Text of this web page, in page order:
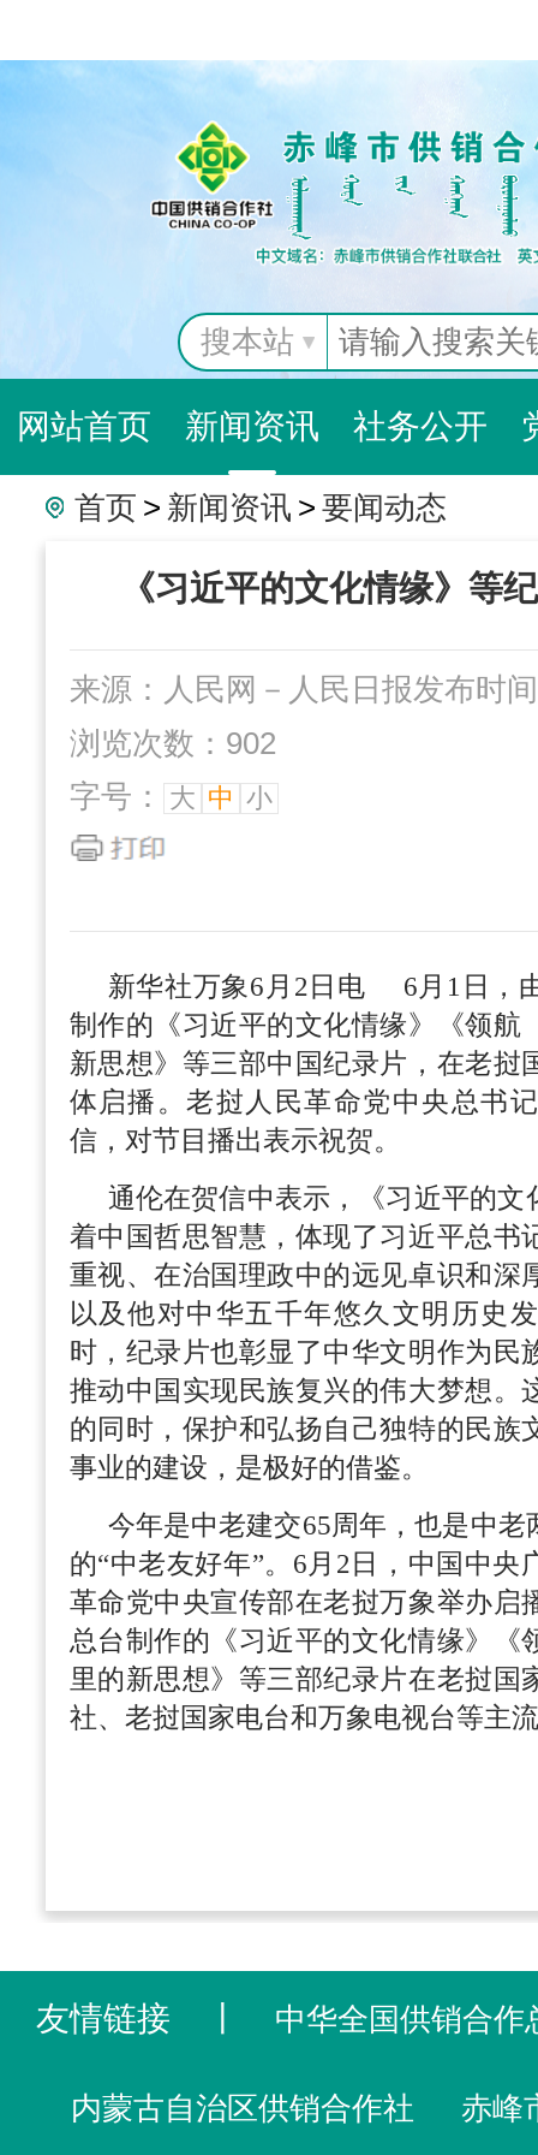
搜本站
网站首页 新闻资讯 社务公开
“三位一体”组织社办企业 互动交流
首页 > 新闻资讯 > 要闻动态
《习近平的文化情缘》等
来源：人民网－人民日报发布时
浏览次数：902
字号：
大 中 小
新华社万象6月2日电 6月1日，
制作的《习近平的文化情缘》《领航
新思想》等三部中国纪录片，在老挝
体启播。老挝人民革命党中央总书
信，对节目播出表示祝贺。
通伦在贺信中表示，《习近平的文
着中国哲思智慧，体现了习近平总书
重视、在治国理政中的远见卓识和深
以及他对中华五千年悠久文明历史
时，纪录片也彰显了中华文明作为民
推动中国实现民族复兴的伟大梦想。
的同时，保护和弘扬自己独特的民族
事业的建设，是极好的借鉴。
今年是中老建交65周年，也是中
的“中老友好年”。6月2日，中国中央
革命党中央宣传部在老挝万象举办启
总台制作的《习近平的文化情缘》《
里的新思想》等三部纪录片在老挝国
社、老挝国家电台和万象电视台等主
友情链接 中华全国供销合作
内蒙古自治区供销合作社 赤峰